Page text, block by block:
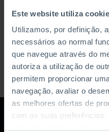
Este website utiliza
Utilizamos, por definição,
necessários ao normal
que navegue através do
autoriza a utilização de
permitem proporcionar
navegação, avaliar o
as melhores ofertas de
com as suas